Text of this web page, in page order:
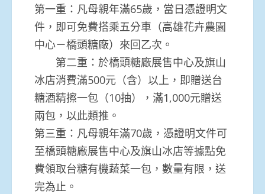
第一重：凡母親年滿65歲，當日憑證明文
件，即可免費搭乘五分車（高雄花卉農園
中心－橋頭糖廠）來回乙次。
第二重：於橋頭糖廠展售中心及旗山
冰店消費滿500元（含）以上，即贈送台
糖酒精擦一包（10抽），滿1,000元贈送
兩包，以此類推。
第三重：凡母親年滿70歲，憑證明文件可
至橋頭糖廠展售中心及旗山冰店等據點免
費領取台糖有機蔬菜一包，數量有限，送
完為止。